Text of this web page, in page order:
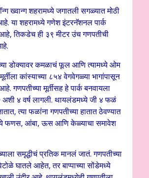
ख्वान्ग शहरामध्ये जगातली सगळ्यात मोठी
या शहरामध्ये गणेश इंटरनॅशनल पार्क
तिकडेच ही ३९ मीटर उंच गणपतीची
डोक्यावर कमळाचं फूल आणि त्यामध्ये ओम
कांस्याच्या ८५४ वेगवेगळ्या भागांपासून
गणपतीच्या मूर्तीसह हे पार्क बनवायला
४ वर्ष लागली. थायलंडमध्ये जी ४ फळं
त्या फळांना गणपतीच्या हातात ठेवण्यात
फणस, आंबा, ऊस आणि केळ्याचा समावेश
समृद्धीचं प्रतिक मानलं जातं. गणपतीच्या
घातले आहेत, तर बाप्पाच्या सोंडेमध्ये